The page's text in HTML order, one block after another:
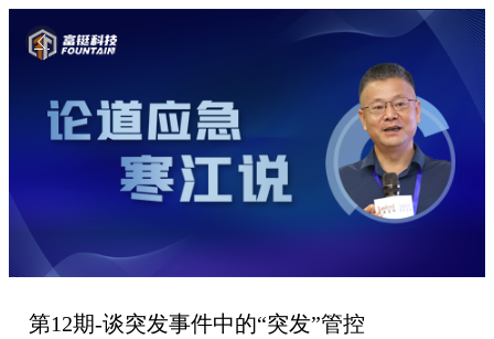

第12期-谈突发事件中的“突发”管控